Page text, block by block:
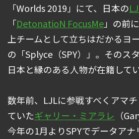
「Worlds 2019」にて、日本の
「DetonatioN FocusMe」の前
上チームとして立ちはだかるヨ
の「Splyce（SPY）」。そのス
日本と縁のある人物が在籍してい
数年前、LJLに参戦すべくアマ
ていたギャリー・ミアラレ （
今年の1月よりSPYでデータア